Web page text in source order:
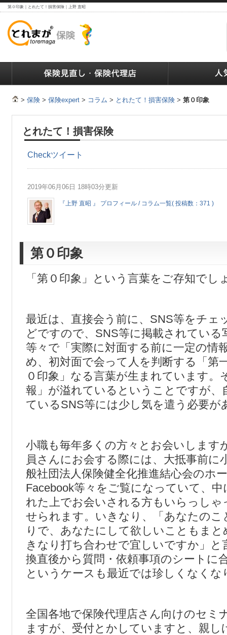
第０印象｜とれたて！損害保険｜上野 直昭
> 保険 > 保険expert > コラム > とれたて！損害保険 > 第０印象
とれたて！損害保険
Checkツイート
2019年06月06日 18時03分更新
『上野 直昭 』 プロフィール / コラム一覧( 投稿数：371 )
第０印象
「第０印象」という言葉をご存知でし
最近は、直接会う前に、SNS等をチェ
どですので、SNS等に掲載されている
等々で「実際に対面する前に一定の情
め、初対面で会って人を判断する「第
０印象」なる言葉が生まれています。
報」が溢れているということですが、
ているSNS等には少し気を遣う必要が
小職も毎年多くの方々とお会いします
員さんにお会する際には、大抵事前に
般社団法人保険健全化推進結心会のホ
Facebook等々をご覧になっていて、
れた上でお会いされる方もいらっし
せられます。いきなり、「あなたのこ
りで、あなたにして欲しいこともま
きなり打ち合わせで宜しいですか」と
換直後から質問・依頼事項のシートに
というケースも最近では珍しくなくな
全国各地で保険代理店さん向けのセミ
ますが、受付とかしていますと、親し